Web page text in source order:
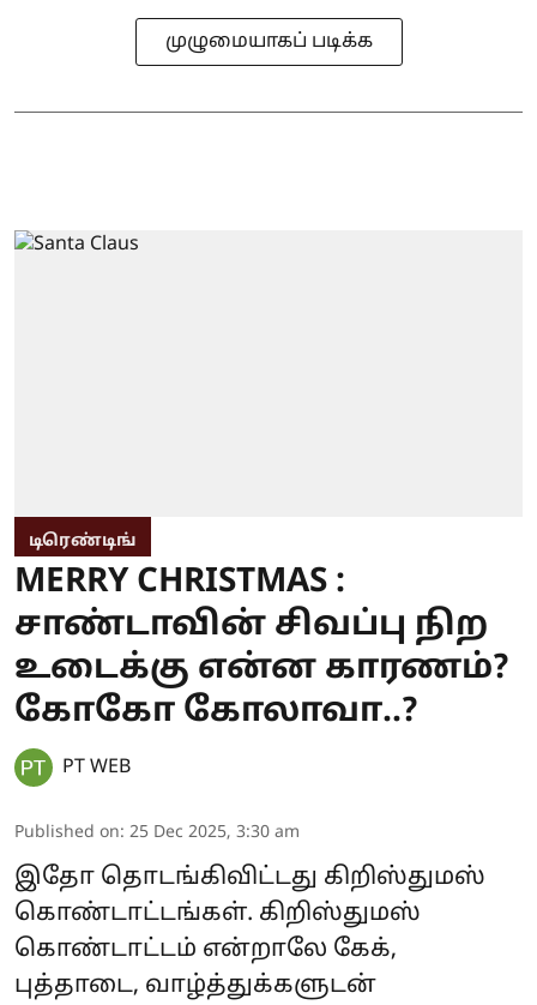
முழுமையாகப் படிக்க
டிரெண்டிங்
MERRY CHRISTMAS :
சாண்டாவின் சிவப்பு நிற
உடைக்கு என்ன காரணம்?
கோகோ கோலாவா..?
PT WEB
Published on: 25 Dec 2025, 3:30 am
இதோ தொடங்கிவிட்டது கிறிஸ்துமஸ்
கொண்டாட்டங்கள். கிறிஸ்துமஸ்
கொண்டாட்டம் என்றாலே கேக்,
புத்தாடை, வாழ்த்துக்களுடன்